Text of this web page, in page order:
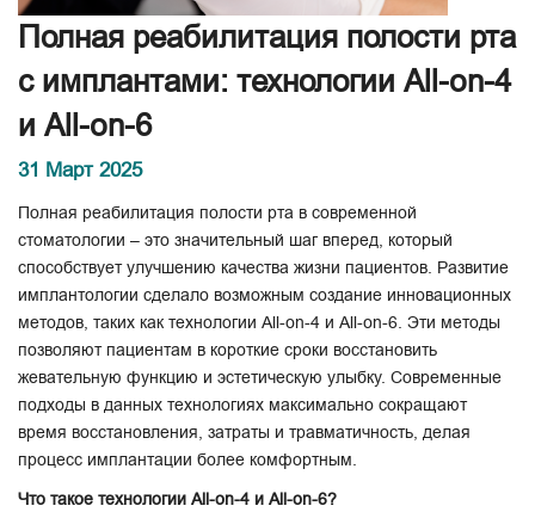
Полная реабилитация полости рта
с имплантами: технологии All-on-4
и All-on-6
31 Март 2025
Полная реабилитация полости рта в современной
стоматологии – это значительный шаг вперед, который
способствует улучшению качества жизни пациентов. Развитие
имплантологии сделало возможным создание инновационных
методов, таких как технологии All-on-4 и All-on-6. Эти методы
позволяют пациентам в короткие сроки восстановить
жевательную функцию и эстетическую улыбку. Современные
подходы в данных технологиях максимально сокращают
время восстановления, затраты и травматичность, делая
процесс имплантации более комфортным.
Что такое технологии All-on-4 и All-on-6?